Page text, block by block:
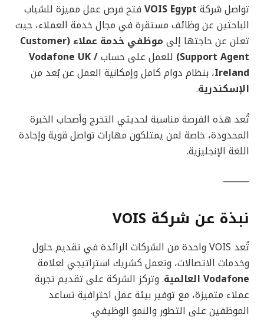
تواصل شركة VOIS Egypt فتح فرص عمل مميزة للشباب
الباحثين عن وظائف مستقرة في مجال خدمة العملاء، حيث
تعلن عن حاجتها إلى
موظفي خدمة عملاء (Customer
Support Agent) للعمل على حسابVodafone UK /
Ireland، بنظام دوام كامل وإمكانية العمل عن بُعد من
الإسكندرية.
تُعد هذه الفرصة مناسبة لحديثي التخرج وأصحاب الخبرة
المحدودة، خاصة لمن يمتلكون مهارات تواصل قوية وإجادة
اللغة الإنجليزية.
⸻
نبذة عن شركة VOIS
تُعد VOIS واحدة من الشركات الرائدة في تقديم حلول
وخدمات الاتصالات، وتعمل كشريك استراتيجي لعلامة
Vodafone العالمية
. وتركز الشركة على تقديم تجربة
عملاء متميزة، مع توفير بيئة عمل احترافية تساعد
الموظفين على التطور والنمو الوظيفي.